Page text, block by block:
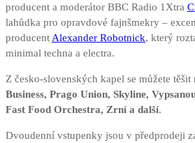
producent a moderátor BBC Radio 1Xtra
lahůdka pro opravdové fajnšmekry –
producent Alexander Robotnick, který
minimal techna a electra.
Z česko-slovenských kapel se můžete těšit
Business, Prago Union, Skyline,
Fast Food Orchestra, Zrní a další.
Dvoudenní vstupenky jsou v předprodeji